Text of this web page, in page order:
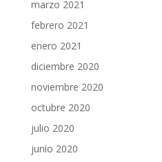
marzo 2021
febrero 2021
enero 2021
diciembre 2020
noviembre 2020
octubre 2020
julio 2020
junio 2020